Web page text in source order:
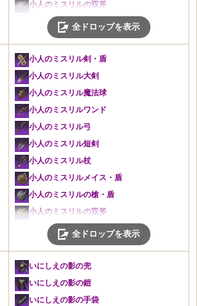
灰色のメイス・盾
城塞のメイス・盾
灰色の槍・盾
城塞の槍・盾
灰色の双斧
城塞の双斧
灰色の兜
城塞の兜
灰色の鎧
城塞の鎧
荒地の手袋
荒地の靴
魔力の首飾り
灰色の耳飾り
灰色の腕輪
城塞の腕輪
灰色の大剣
城塞の大剣
城塞の魔法球
灰色のワンド
城塞のワンド
灰色の弓
城塞の弓
灰色の短剣
城塞の短剣
灰色の杖
城塞の杖
城塞のメイス・盾
灰色の槍・盾
城塞の槍・盾
灰色の双斧
城塞の双斧
亡者の叫びの槍・盾
亡者の叫びの双斧
城塞の剣・盾
灰色の大剣
灰色の魔法球
城塞の魔法球
小人のミスリルの双斧
いにしえの影の兜
いにしえの影の鎧
いにしえの影の手袋
いにしえの影の靴
亡者の叫びの斧・盾
亡者の叫びの戦斧
亡者の叫びの魔法球
亡者の叫びのワンド
亡者の叫びの弓
亡者の叫びの短剣
亡者の叫びの杖
亡者の叫びのメイス・盾
亡者の叫びの槍・盾
亡者の叫びの双斧
全ドロップを表示
小人のミスリル剣・盾
小人のミスリル大剣
小人のミスリル魔法球
小人のミスリルワンド
小人のミスリル弓
小人のミスリル短剣
小人のミスリル杖
小人のミスリルメイス・盾
小人のミスリルの槍・盾
小人のミスリルの双斧
いにしえの影の兜
いにしえの影の鎧
いにしえの影の手袋
いにしえの影の靴
亡者の叫びの斧・盾
全ドロップを表示
いにしえの影の兜
いにしえの影の鎧
いにしえの影の手袋